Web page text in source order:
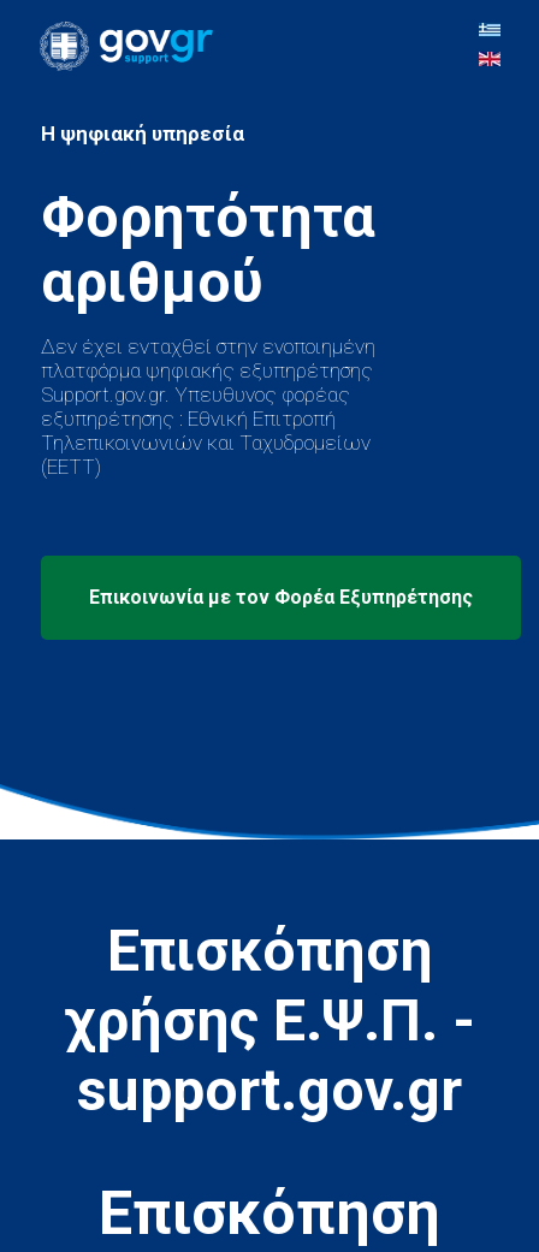
H ψηφιακή υπηρεσία
Φορητότητα
Δεν έχει ενταχθεί στην ενοποιημένη
πλατφόρμα ψηφιακής εξυπηρέτησης
Support.gov.gr. Υπευθυνος φορέας
εξυπηρέτησης : Εθνική Επιτροπή
Τηλεπικοινωνιών και Ταχυδρομείων
(ΕΕΤΤ)
Επισκόπηση
χρήσης Ε.Ψ.Π. -
support.gov.gr
Eπισκόπηση